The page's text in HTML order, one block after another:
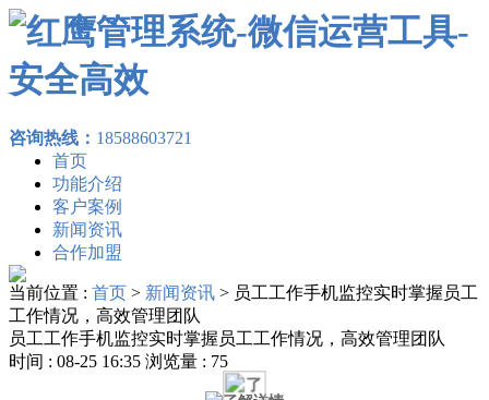
咨询热线： 18588603721
首页
功能介绍
客户案例
新闻资讯
合作加盟
当前位置 : 首页 > 新闻资讯 > 员工工作手机监控实时掌握员工
工作情况，高效管理团队
员工工作手机监控实时掌握员工工作情况，高效管理团队
时间 : 08-25 16:35 浏览量 : 75